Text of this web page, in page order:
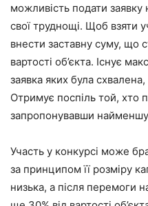
можливість подати заявку
свої труднощі. Щоб взяти
внести заставну суму, що
вартості об’єкта. Існує
заявка яких була
Отримує поспіль той, хто
запропонувавши найменшу
Участь у конкурсі може
за принципом її розміру
низька, а після перемоги